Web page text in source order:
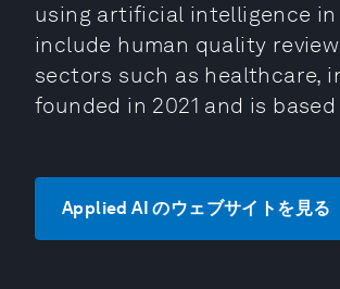
using artificial intelligence
include human quality
sectors such as healthcare,
founded in 2021 and is
Applied AI のウェブサイトを見る